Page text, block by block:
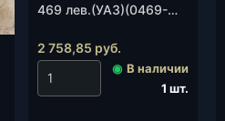
469 лев.(УАЗ)(0469-
2 758,85 руб.
◉ В наличии
1 шт.